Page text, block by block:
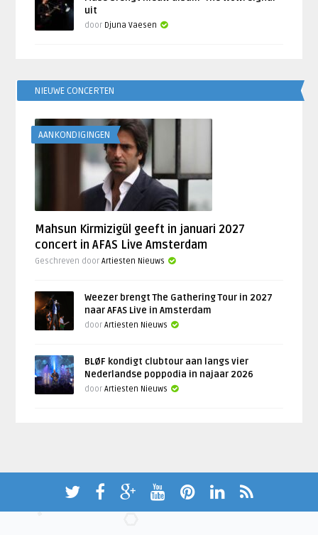
uit
door Djuna Vaesen
NIEUWE CONCERTEN
AANKONDIGINGEN
Mahsun Kirmizigül geeft in januari 2027
concert in AFAS Live Amsterdam
Geschreven doorArtiesten Nieuws
Weezer brengt The Gathering Tour in 2027
naar AFAS Live in Amsterdam
doorArtiesten Nieuws
BLØF kondigt clubtour aan langs vier
Nederlandse poppodia in najaar 2026
doorArtiesten Nieuws